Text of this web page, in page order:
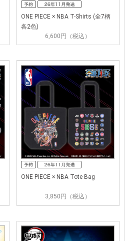
ONE PIECE × NBA T-Shirts (全7柄
各2色)
6,600円（税込）
ONE PIECE × NBA Tote Bag
3,850円（税込）